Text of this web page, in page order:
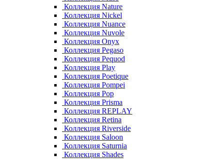
Коллекция Nature
Коллекция Nickel
Коллекция Nuance
Коллекция Nuvole
Коллекция Onyx
Коллекция Pegaso
Коллекция Pequod
Коллекция Play
Коллекция Poetique
Коллекция Pompei
Коллекция Pop
Коллекция Prisma
Коллекция REPLAY
Коллекция Retina
Коллекция Riverside
Коллекция Saloon
Коллекция Saturnia
Коллекция Shades